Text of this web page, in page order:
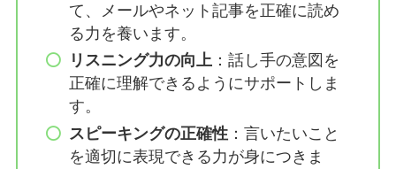
て、メールやネット記事を正確に読め
る力を養います。
リスニング力の向上 ：話し手の意図を
正確に理解できるようにサポートしま
す。
スピーキングの正確性 ：言いたいこと
を適切に表現できる力が身につきま